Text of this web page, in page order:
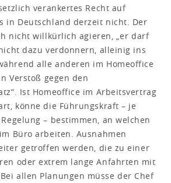
verankertes Recht auf
in Deutschland derzeit nicht. Der
nicht willkürlich agieren, „er darf
dazu verdonnern, alleinig ins
alle anderen im Homeoffice
Verstoß gegen den
Ist Homeoffice im Arbeitsvertrag
könne die Führungskraft – je
– bestimmen, an welchen
Büro arbeiten. Ausnahmen
getroffen werden, die zu einer
oder extrem lange Anfahrten mit
allen Planungen müsse der Chef